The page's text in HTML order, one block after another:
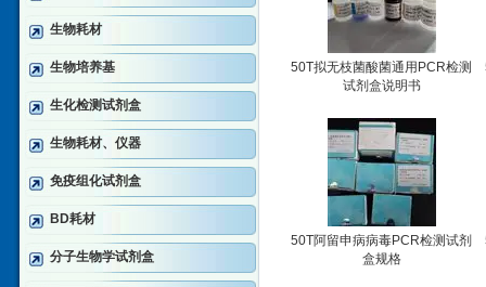
生物耗材
生物培养基
生化检测试剂盒
生物耗材、仪器
免疫组化试剂盒
BD耗材
分子生物学试剂盒
50T拟无枝菌酸菌通用PCR检测
试剂盒说明书
50T阿留申病病毒PCR检测试剂
盒规格